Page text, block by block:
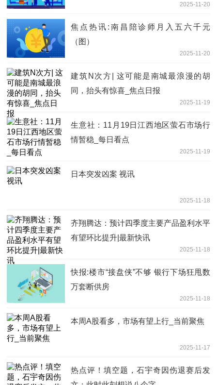
2025-11-20
焦点热讯:南昌陪诊师月入五六千元
（图）
2025-11-20
建筑N次方| 这可能是南城最浪漫的胡
同，抬头有惊喜_焦点日报
2025-11-19
生意社：11月19日江西地区萤石市场行
情暂稳_每日看点
2025-11-19
日本突发凶案 视讯
2025-11-18
齐翔腾达：预计四季度主要产品盈利水平
有望环比提升|最新快讯
2025-11-18
快报:楼市“接盘侠”不够 银行下场狂甩数
万套断供房
2025-11-18
本周A股看多，市场有望上行_当前聚焦
2025-11-17
热点评！填空题，石宇奇因伤退赛后发